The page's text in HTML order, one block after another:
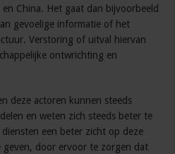
China. Het gaat dan bijvoorbeeld
gevoelige informatie of het
Verstoring of uitval hiervan
ontwrichting en
deze actoren kunnen steeds
en weten zich steeds beter te
een beter zicht op deze
geven, door ervoor te zorgen dat